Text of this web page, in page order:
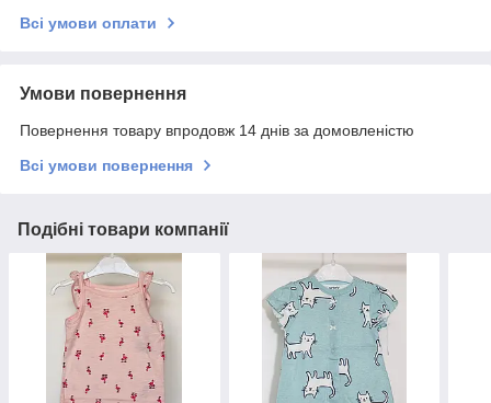
Всі умови оплати
Умови повернення
Повернення товару впродовж 14 днів за домовленістю
Всі умови повернення
Подібні товари компанії